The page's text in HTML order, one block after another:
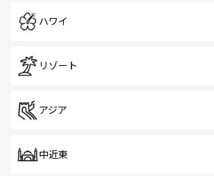
ハワイ
リゾート
アジア
中近東